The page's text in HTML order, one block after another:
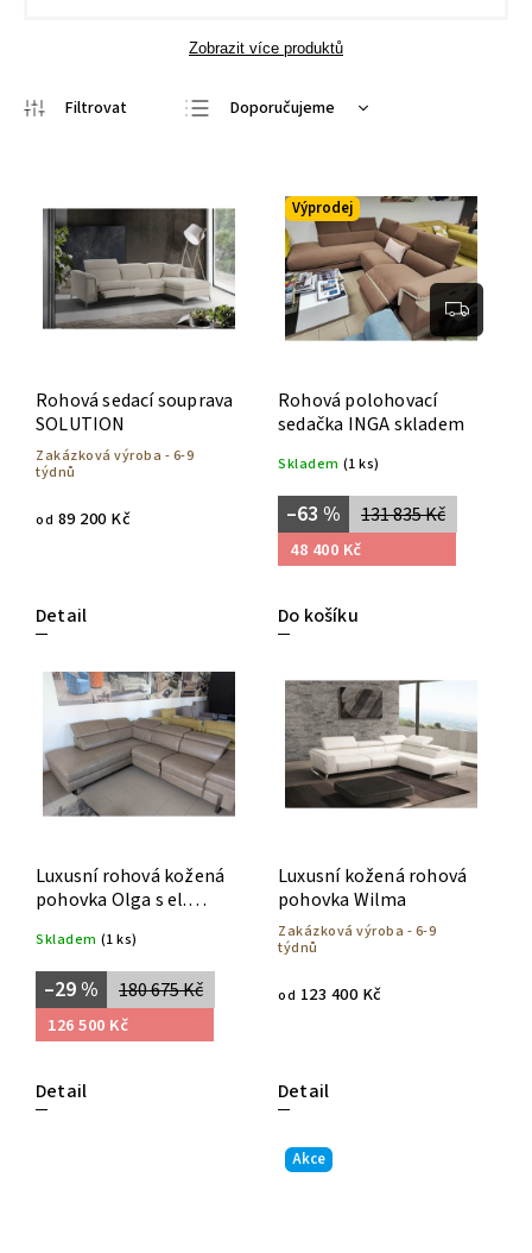
Zobrazit více produktů
Doporučujeme
Nejprodávanější
Abecedně
Rohová sedací souprava
SOLUTION
Zakázková výroba - 6-9
týdnů
od 89 200 Kč
Detail
Výprodej
Rohová polohovací
sedačka INGA skladem
Skladem (1 ks)
131 835 Kč
–63 %
48 400 Kč
Do košíku
Luxusní rohová kožená
pohovka Olga s el.
Skladem (1 ks)
180 675 Kč
–29 %
126 500 Kč
Detail
Luxusní kožená rohová
pohovka Wilma
Zakázková výroba - 6-9
týdnů
od 123 400 Kč
Detail
Akce